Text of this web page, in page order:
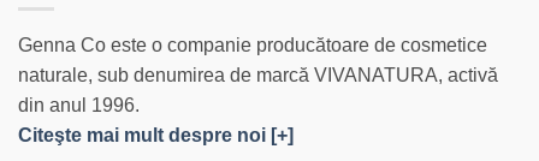
Genna Co este o companie producătoare de cosmetice
naturale, sub denumirea de marcă VIVANATURA, activă
din anul 1996.
Citeşte mai mult despre noi [+]